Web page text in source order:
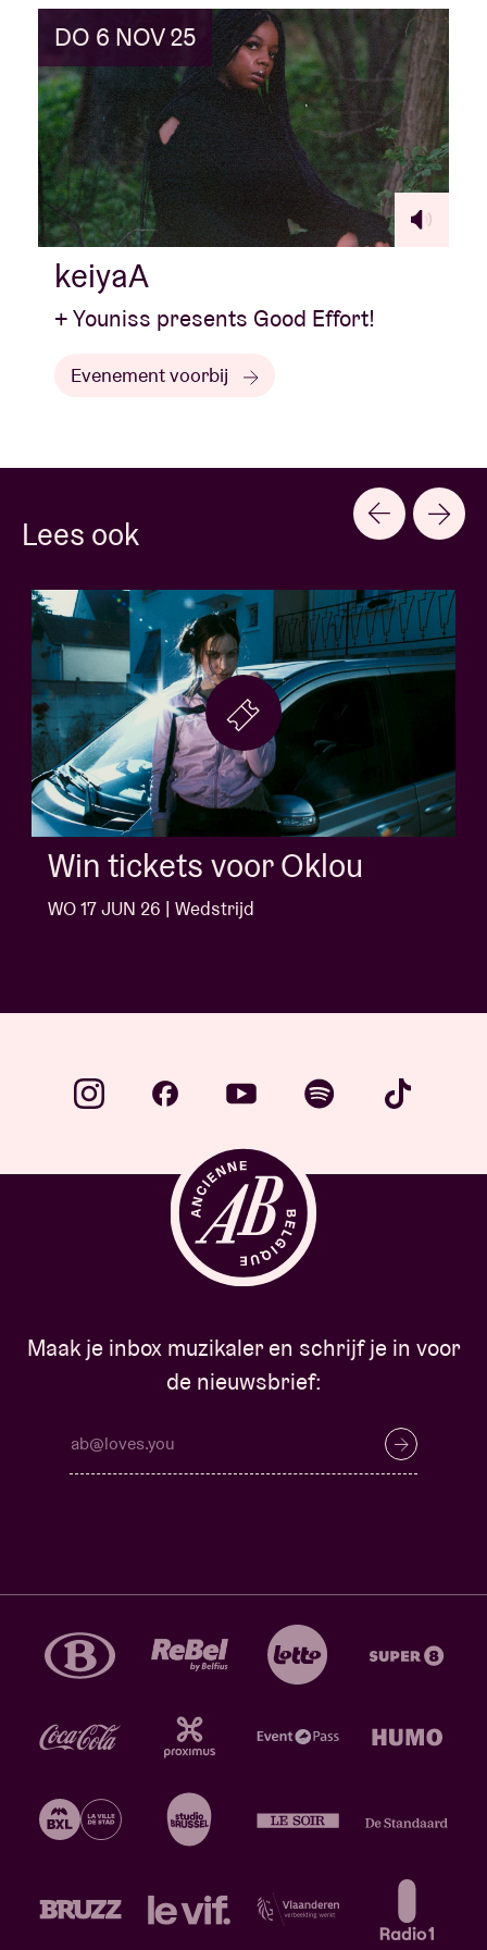
DO 6 NOV 25
keiyaA
+ Youniss presents Good Effort!
Evenement voorbij
Lees ook
Win tickets voor Jack White
WO 10 JUN 26 | Wedstrijd
Maak je inbox muzikaler en schrijf je in voor
de nieuwsbrief: